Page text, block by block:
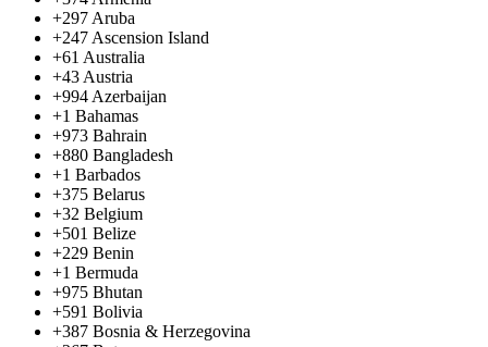
+297 Aruba
+247 Ascension Island
+61 Australia
+43 Austria
+994 Azerbaijan
+1 Bahamas
+973 Bahrain
+880 Bangladesh
+1 Barbados
+375 Belarus
+32 Belgium
+501 Belize
+229 Benin
+1 Bermuda
+975 Bhutan
+591 Bolivia
+387 Bosnia & Herzegovina